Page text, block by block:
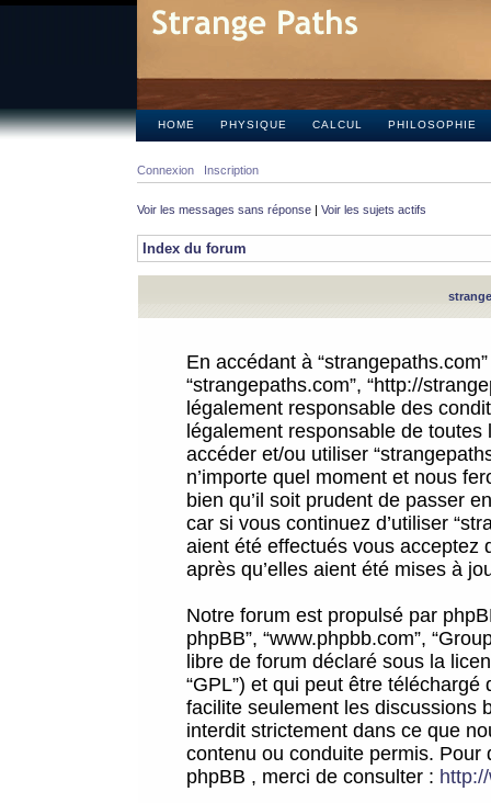
HOME PHYSIQUE CALCUL PHILOSOPHIE
Connexion Inscription
Voir les messages sans réponse | Voir les sujets actifs
Index du forum
En accédant à
“strangepaths.com”, “http://
légalement responsable des
légalement responsable de
accéder et/ou utiliser
n’importe quel moment et nous
bien qu’il soit prudent de passer
car si vous continuez d’utiliser
aient été effectués vous acceptez
après qu’elles aient été mises à
Notre forum est propulsé par
phpBB”, “www.phpbb.com”,
libre de forum déclaré sous la
“GPL”) et qui peut être téléchargé
facilite seulement les discussions
interdit strictement dans ce que
contenu ou conduite permis.
phpBB , merci de consulter :